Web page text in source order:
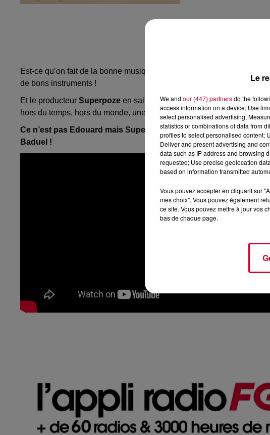
Est-ce qu’on fait de la bonne musique avec de bons sentiments ?
de bons instruments !
Et le producteur Superpoze en sait quelque chose, lui qui les
hors du temps, hors du monde, une bulle d’évasion dont on ne veut
Ce n’est pas Edouard mais Superpoze aux mains d’argent qui
Baduel !
Le
We and our (447) partnersdo the
access information on a device; Use
select personalised advertising;
statistics or combinations of data from
profiles to select personalised content;
Deliver and present advertising and
data such as IP address and browsing
requested; Use precise geolocation
based on information transmitted
Vous pouvez accepter en cliquant sur
mes choix". Vous pouvez également
ce site. Vous pouvez mettre à jour vos
bas de chaque page.